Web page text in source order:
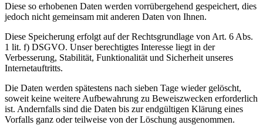
Diese so erhobenen Daten werden vorrübergehend gespeichert, dies
jedoch nicht gemeinsam mit anderen Daten von Ihnen.
Diese Speicherung erfolgt auf der Rechtsgrundlage von Art. 6 Abs.
1 lit. f) DSGVO. Unser berechtigtes Interesse liegt in der
Verbesserung, Stabilität, Funktionalität und Sicherheit unseres
Internetauftritts.
Die Daten werden spätestens nach sieben Tage wieder gelöscht,
soweit keine weitere Aufbewahrung zu Beweiszwecken erforderlich
ist. Andernfalls sind die Daten bis zur endgültigen Klärung eines
Vorfalls ganz oder teilweise von der Löschung ausgenommen.